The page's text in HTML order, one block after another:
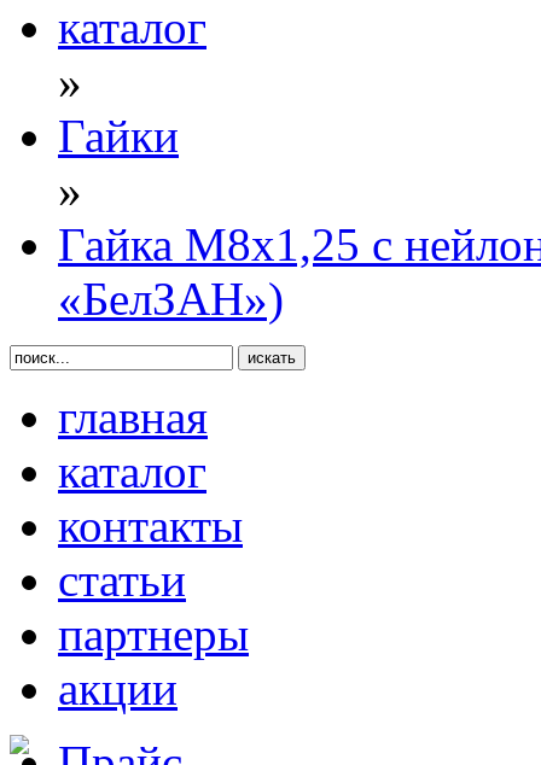
каталог
»
Гайки
»
Гайка М8х1,25 с
«БелЗАН»)
главная
каталог
контакты
статьи
партнеры
акции